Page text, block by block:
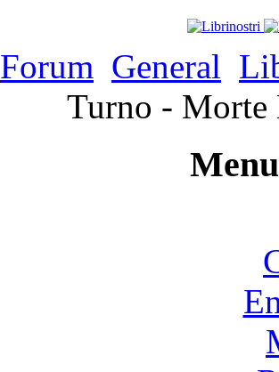
Forum General
Turno - Morte